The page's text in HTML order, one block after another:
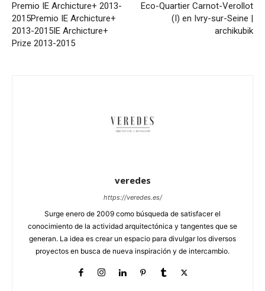
Premio IE Archicture+ 2013-
2015Premio IE Archicture+
2013-2015IE Archicture+
Prize 2013-2015
Eco-Quartier Carnot-Verollot
(I) en Ivry-sur-Seine |
archikubik
veredes
https://veredes.es/
Surge enero de 2009 como búsqueda de satisfacer el
conocimiento de la actividad arquitectónica y tangentes que se
generan. La idea es crear un espacio para divulgar los diversos
proyectos en busca de nueva inspiración y de intercambio.